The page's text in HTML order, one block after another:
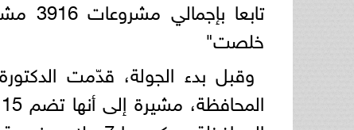
خلصت"
وقبل بدء الجولة، قدّمت